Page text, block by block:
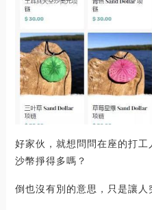
好家伙，就想問問在座的打
沙幣掙得多嗎？
倒也沒有別的意思，只是讓人